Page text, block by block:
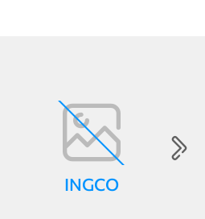
INGCO